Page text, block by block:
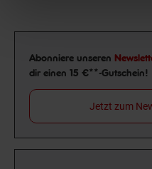
Newsletter
Abonniere unseren
dir einen 15 €**-Gutschein!
Jetzt zum